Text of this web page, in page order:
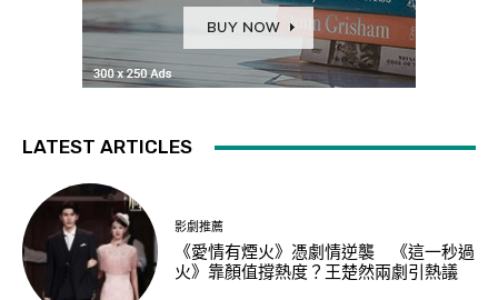
LATEST ARTICLES
影劇推薦
《愛情有煙火》憑劇情逆襲 《這一秒過
火》靠顏值撐熱度？王楚然兩劇引熱議